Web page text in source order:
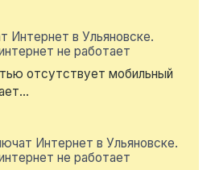
Интернет в Ульяновске.
не работает
отсутствует мобильный
Интернет в Ульяновске.
не работает